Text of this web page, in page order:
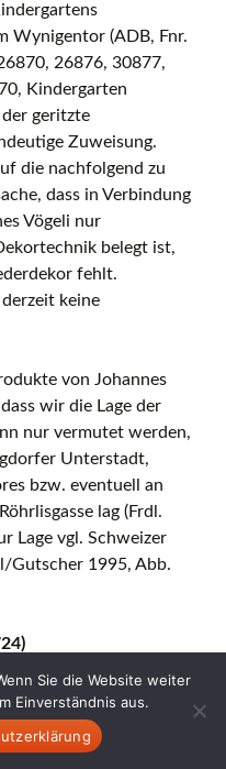
Wynigentor (ADB, Fnr.
26876, 30877,
Kindergarten
geritzte
Zuweisung.
die nachfolgend zu
dass in Verbindung
Vögeli nur
belegt ist,
fehlt.
keine
von Johannes
wir die Lage der
nur vermutet werden,
Unterstadt,
bzw. eventuell an
lag (Frdl.
Lage vgl. Schweizer
Gutscher 1995, Abb.
sich mit der Werkstatt
Unterstadtbrand
Vögeli wurde am 9.
Sie die Website weiter
Einverständnis aus.